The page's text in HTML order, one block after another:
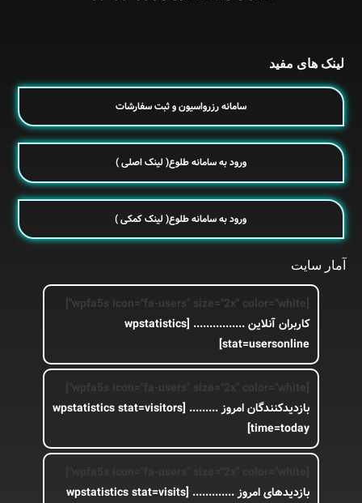
لینک های مفید
سامانه رزرواسیون و ثبت سفارشات
ورود به سامانه طلوع( لینک اصلی )
ورود به سامانه طلوع( لینک کمکی )
آمار سایت
کاربران آنلاین ................ [wpstatistics
stat=usersonline]
بازدیدکنندگان امروز ......... [wpstatistics stat=visitors
time=today]
بازدیدهای امروز ............. [wpstatistics stat=visits